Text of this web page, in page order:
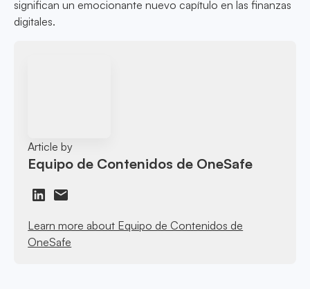
significan un emocionante nuevo capítulo en las finanzas
digitales.
Article by
Equipo de Contenidos de OneSafe
Learn more about Equipo de Contenidos de
OneSafe